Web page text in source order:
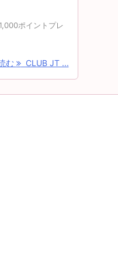
ポイントプレ
む CLUB JT ...